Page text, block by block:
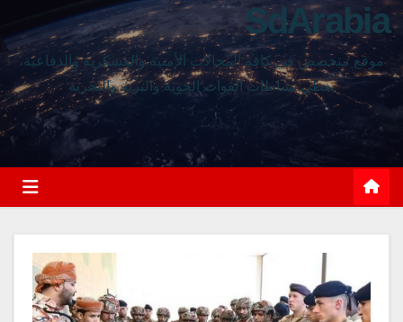
SdArabia
موقع متخصص في كافة المجالات الأمنية والعسكرية والدفاعية،
يغطي نشاطات القوات الجوية والبرية والبحرية